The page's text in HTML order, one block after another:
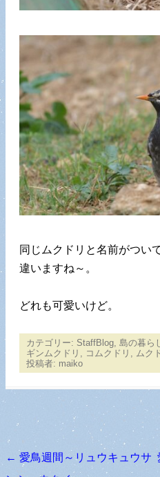
同じムクドリと名前がつい
違いますね～。
どれも可愛いけど。
カテゴリー: StaffBlog, 島の暮ら
ギンムクドリ , コムクドリ , ムク
投稿者: maiko
投稿ナビゲーション
← 愛鳥週間～リュウキュウサ